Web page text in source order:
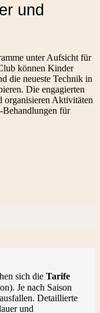
und
unter Aufsicht für
können Kinder
die neueste Technik in
Die engagierten
organisieren Aktivitäten
Behandlungen für
sich die Tarife
Je nach Saison
Detaillierte
und